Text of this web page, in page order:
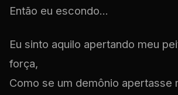
Então eu escondo...
Eu sinto aquilo apertando meu
força,
Como se um demônio apertasse